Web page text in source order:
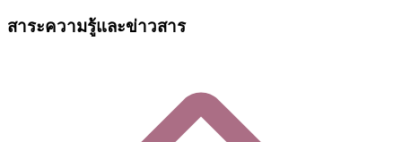
สาระความรู้และข่าวสาร